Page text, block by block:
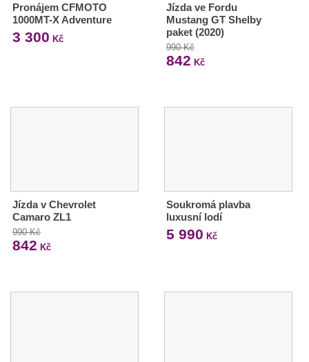
Pronájem CFMOTO
1000MT-X Adventure
3 300 Kč
Jízda ve Fordu
Mustang GT Shelby
paket (2020)
990 Kč
842 Kč
Jízda v Chevrolet
Camaro ZL1
990 Kč
842 Kč
Soukromá plavba
luxusní lodí
5 990 Kč